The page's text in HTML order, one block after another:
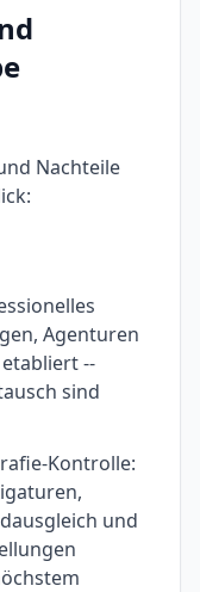
Nachteile
Agenturen
--
sind
Kontrolle:
und